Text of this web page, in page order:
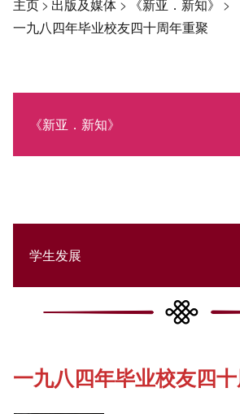
主页> 出版及媒体 > 《新亚．新知》 >
一九八四年毕业校友四十周年重聚
《新亚．新知》
社交媒体专栏
《新亚简讯》
《新亚书院概览》
学生发展
College Updates
Cultural Topics
一九八四年毕业校友四